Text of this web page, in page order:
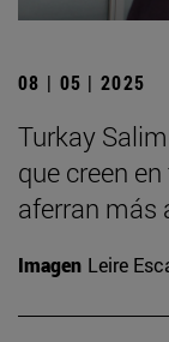
08 | 05 | 2025
Turkay
que creen
aferran más
Imagen Leire